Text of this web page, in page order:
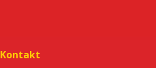
Kontakt